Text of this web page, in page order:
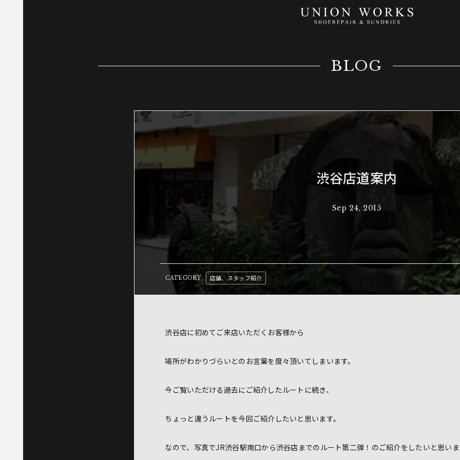
BLOG
渋谷店道案内
Sep 24, 2015
CATEGORY 店舗、スタッフ紹介
渋谷店に初めてご来店いただくお客様から
場所がわかりづらいとのお言葉を度々頂いてしまいます。
今ご覧いただける過去にご紹介したルートに続き、
ちょっと違うルートを今回ご紹介したいと思います。
なので、写真でJR渋谷駅南口から渋谷店までのルート第二弾！のご紹介をしたいと思い